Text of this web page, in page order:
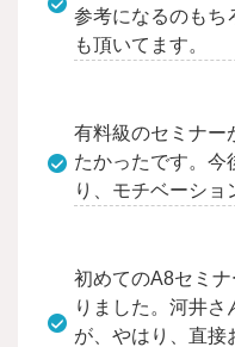
参考になるのもち
も頂いてます。
有料級のセミナー
たかったです。今
り、モチベーショ
初めてのA8セミ
りました。河井さ
が、やはり、直接